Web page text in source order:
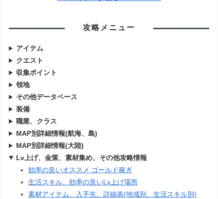
攻略メニュー
アイテム
クエスト
収集ポイント
領地
その他データベース
装備
職業、クラス
MAP別詳細情報(航海、島)
MAP別詳細情報(大陸)
Lv上げ、金策、素材集め、その他攻略情報
効率の良いオススメ ゴールド稼ぎ
生活スキル、効率の良いLv上げ場所
素材アイテム、入手先、詳細表(地域別、生活スキル別)